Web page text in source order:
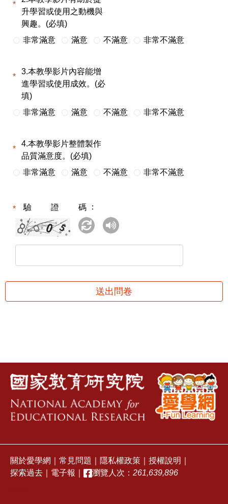
升學習或使用之動機與
興趣。(必填)
非常滿意
滿意 不滿意 非常不滿意
3.本教學影片內容能增
進學習或使用成效。(必
填)
非常滿意
滿意 不滿意 非常不滿意
4.本教學影片整體製作
品質滿意度。(必填)
非常滿意
滿意 不滿意 非常不滿意
驗證碼
送出問卷
關於愛學網 常見問題 隱私權政策 授權說明
探索過去
電子報 瀏覽人次： 261,639,896